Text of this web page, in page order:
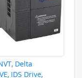
Delta
IDS Drive,